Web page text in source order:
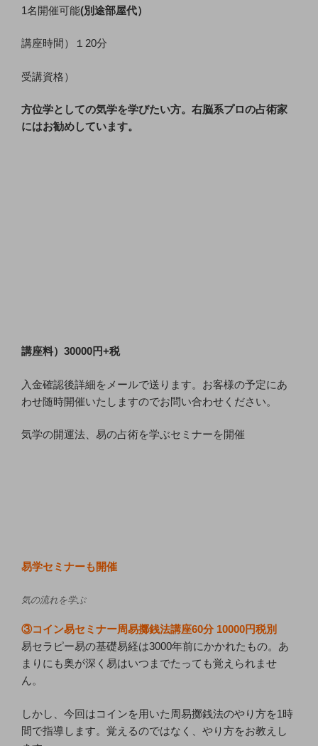
1名開催可能(別途部屋代）
講座時間）１20分
受講資格）
方位学としての気学を学びたい方。右脳系プロの占術家
にはお勧めしています。
講座料）30000円+税
入金確認後詳細をメールで送ります。お客様の予定にあ
わせ随時開催いたしますのでお問い合わせください。
気学の開運法、易の占術を学ぶセミナーを開催
易学セミナーも開催
気の流れを学ぶ
③コイン易セミナー周易擲銭法講座60分 10000円税別
易セラピー易の基礎易経は3000年前にかかれたもの。あ
まりにも奥が深く易はいつまでたっても覚えられませ
ん。
しかし、今回はコインを用いた周易擲銭法のやり方を1時
間で指導します。覚えるのではなく、やり方をお教えし